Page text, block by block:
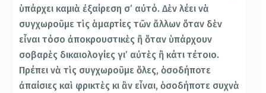
ὑπάρχει καμιὰ ἐξαίρεση σ’ αὐτό. Δὲν λέει νὰ
συγχωροῦμε τὶς ἁμαρτίες τῶν ἄλλων ὅταν δὲν
εἶναι τόσο ἀποκρουστικὲς ἢ ὅταν ὑπάρχουν
σοβαρὲς δικαιολογίες γι’ αὐτὲς ἢ κάτι τέτοιο.
Πρέπει νὰ τὶς συγχωροῦμε ὅλες, ὁσοδήποτε
ἀπαίσιες καὶ φρικτὲς κι ἂν εἶναι, ὁσοδήποτε συχνὰ